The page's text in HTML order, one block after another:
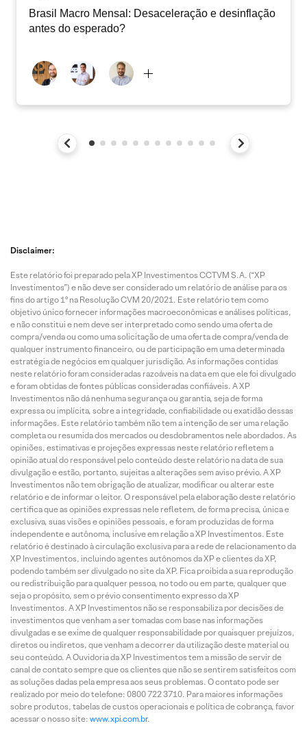
Brasil Macro Mensal: Desaceleração e desinflação
antes do esperado?
Disclaimer:
Este relatório foi preparado pela XP Investimentos CCTVM S.A. (“XP
Investimentos”) e não deve ser considerado um relatório de análise para os
fins do artigo 1º na Resolução CVM 20/2021. Este relatório tem como
objetivo único fornecer informações macroeconômicas e análises políticas,
e não constitui e nem deve ser interpretado como sendo uma oferta de
compra/venda ou como uma solicitação de uma oferta de compra/venda de
qualquer instrumento financeiro, ou de participação em uma determinada
estratégia de negócios em qualquer jurisdição. As informações contidas
neste relatório foram consideradas razoáveis na data em que ele foi divulgado
e foram obtidas de fontes públicas consideradas confiáveis. A XP
Investimentos não dá nenhuma segurança ou garantia, seja de forma
expressa ou implícita, sobre a integridade, confiabilidade ou exatidão dessas
informações. Este relatório também não tem a intenção de ser uma relação
completa ou resumida dos mercados ou desdobramentos nele abordados. As
opiniões, estimativas e projeções expressas neste relatório refletem a
opinião atual do responsável pelo conteúdo deste relatório na data de sua
divulgação e estão, portanto, sujeitas a alterações sem aviso prévio. A XP
Investimentos não tem obrigação de atualizar, modificar ou alterar este
relatório e de informar o leitor. O responsável pela elaboração deste relatório
certifica que as opiniões expressas nele refletem, de forma precisa, única e
exclusiva, suas visões e opiniões pessoais, e foram produzidas de forma
independente e autônoma, inclusive em relação a XP Investimentos. Este
relatório é destinado à circulação exclusiva para a rede de relacionamento da
XP Investimentos, incluindo agentes autônomos da XP e clientes da XP,
podendo também ser divulgado no site da XP. Fica proibida a sua reprodução
ou redistribuição para qualquer pessoa, no todo ou em parte, qualquer que
seja o propósito, sem o prévio consentimento expresso da XP
Investimentos. A XP Investimentos não se responsabiliza por decisões de
investimentos que venham a ser tomadas com base nas informações
divulgadas e se exime de qualquer responsabilidade por quaisquer prejuízos,
diretos ou indiretos, que venham a decorrer da utilização deste material ou
seu conteúdo. A Ouvidoria da XP Investimentos tem a missão de servir de
canal de contato sempre que os clientes que não se sentirem satisfeitos com
as soluções dadas pela empresa aos seus problemas. O contato pode ser
realizado por meio do telefone: 0800 722 3710. Para maiores informações
sobre produtos, tabelas de custos operacionais e política de cobrança, favor
acessar o nosso site: www.xpi.com.br.